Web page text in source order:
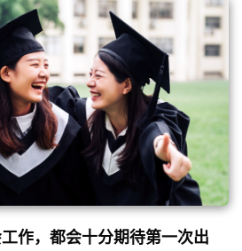
作，都会十分期待第一次出